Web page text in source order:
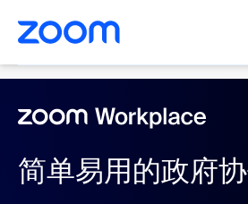
至主要内容
至帮助聊天
简单易用的政府